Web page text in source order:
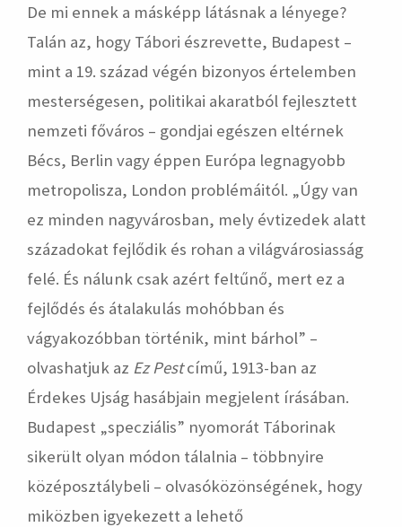
De mi ennek a másképp látásnak a lényege?
Talán az, hogy Tábori észrevette, Budapest –
mint a 19. század végén bizonyos értelemben
mesterségesen, politikai akaratból fejlesztett
nemzeti főváros – gondjai egészen eltérnek
Bécs, Berlin vagy éppen Európa legnagyobb
metropolisza, London problémáitól. „Úgy van
ez minden nagyvárosban, mely évtizedek alatt
századokat fejlődik és rohan a világvárosiasság
felé. És nálunk csak azért feltűnő, mert ez a
fejlődés és átalakulás mohóbban és
vágyakozóbban történik, mint bárhol” –
olvashatjuk az Ez Pestcímű, 1913-ban az
Érdekes Ujság hasábjain megjelent írásában.
Budapest „specziális” nyomorát Táborinak
sikerült olyan módon tálalnia – többnyire
középosztálybeli – olvasóközönségének, hogy
miközben igyekezett a lehető